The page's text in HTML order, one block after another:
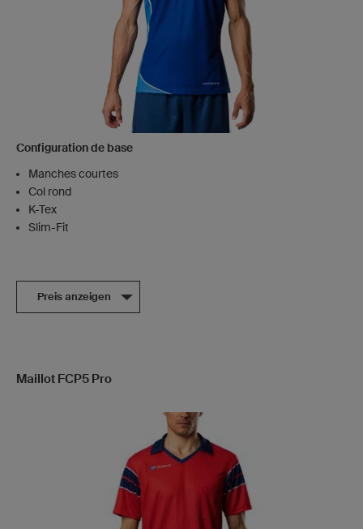
Configuration de base
Manches courtes
Col rond
K-Tex
Slim-Fit
Preis anzeigen
Maillot FCP5 Pro